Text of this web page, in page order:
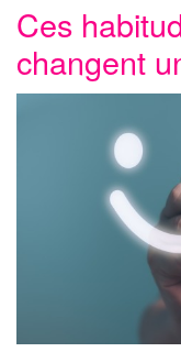
Ces
changent